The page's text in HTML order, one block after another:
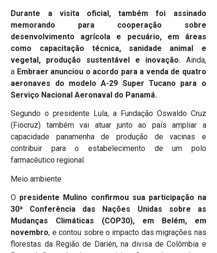
Durante a visita oficial, também foi assinado
memorando para cooperação sobre
desenvolvimento agrícola e pecuário, em áreas
como capacitação técnica, sanidade animal e
vegetal, produção sustentável e inovação. Ainda,
a Embraer anunciou o acordo para a venda de quatro
aeronaves do modelo A-29 Super Tucano para o
Serviço Nacional Aeronaval do Panamá.
Segundo o presidente Lula, a Fundação Oswaldo Cruz
(Fiocruz) também vai atuar junto ao país ampliar a
capacidade panamenha de produção de vacinas e
contribuir para o estabelecimento de um polo
farmacêutico regional.
Meio ambiente
O presidente Mulino confirmou sua participação na
30ª Conferência das Nações Unidas sobre as
Mudanças Climáticas (COP30), em Belém, em
novembro, e contou sobre o impacto das migrações nas
florestas da Região de Darién, na divisa de Colômbia e